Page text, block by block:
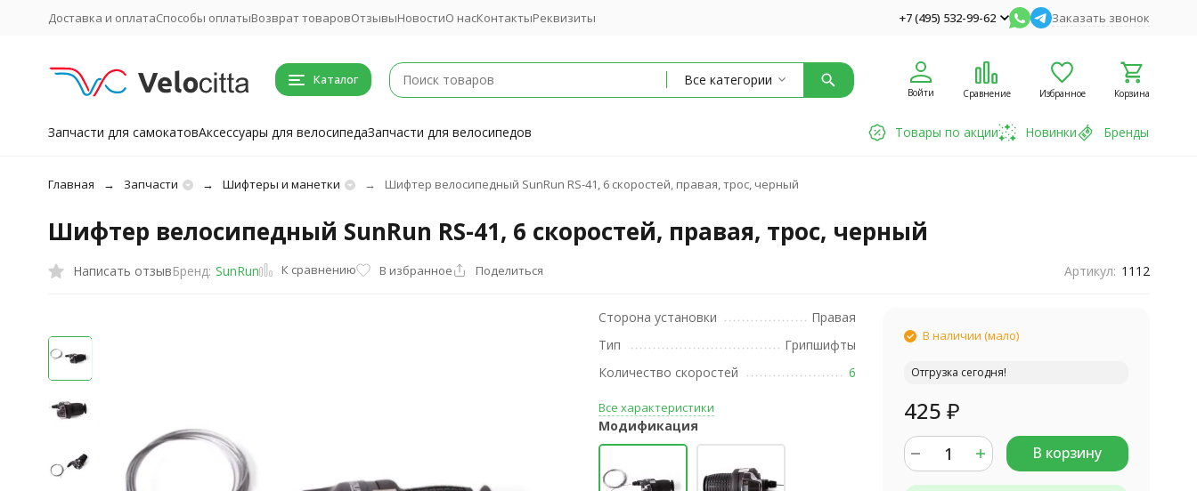
Доставка и оплатаСпособы оплатыВозврат товаровОтзывыНовостиО насКонтактыРеквизиты +7 (495) 532-99-62 Заказать звонок
Каталог Все категории
Войти Сравнение Избранное Корзина
Запчасти для самокатовАксессуары для велосипедаЗапчасти для велосипедов Товары по акции Новинки Бренды
Главная Запчасти Шифтеры и манетки Шифтер велосипедный SunRun RS-41, 6 скоростей, правая, трос, черный
Шифтер велосипедный SunRun RS-41, 6 скоростей, правая, трос, черный
Написать отзывБренд: SunRun К сравнению В избранное Поделиться Артикул: 1112
Сторона установки
Правая
Тип
Грипшифты
Количество скоростей
6
Все характеристики
Модификация
В наличии (мало)
Отгрузка сегодня!
425 ₽
В корзину